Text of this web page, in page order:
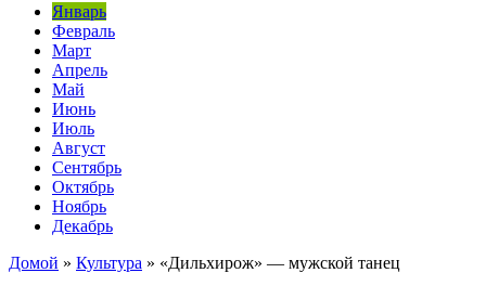
Январь
Февраль
Март
Апрель
Май
Июнь
Июль
Август
Сентябрь
Октябрь
Ноябрь
Декабрь
Домой » Культура » «Дильхирож» — мужской танец